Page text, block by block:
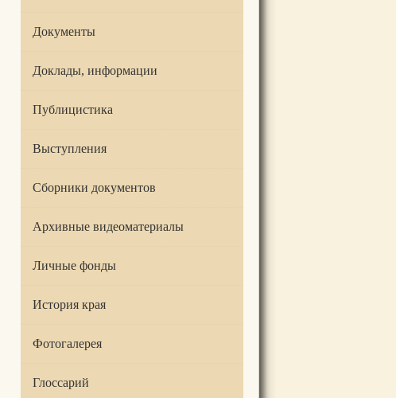
Документы
Доклады, информации
Публицистика
Выступления
Сборники документов
Архивные видеоматериалы
Личные фонды
История края
Фотогалерея
Глоссарий